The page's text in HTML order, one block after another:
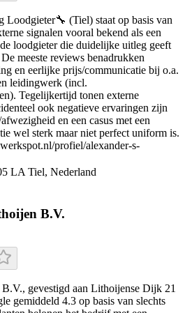
Loodgieter🔧 (Tiel) staat op basis van
signalen vooral bekend als een
loodgieter die duidelijke uitleg geeft
meeste reviews benadrukken
en eerlijke prijs/communicatie bij o.a.
leidingwerk (incl.
Tegelijkertijd tonen externe
ook negatieve ervaringen zijn
en een casus met een
wel sterk maar niet perfect uniform is.
profiel/alexander-s-
LA Tiel, Nederland
B.V.
gevestigd aan Lithoijense Dijk 21
gemiddeld 4.3 op basis van slechts